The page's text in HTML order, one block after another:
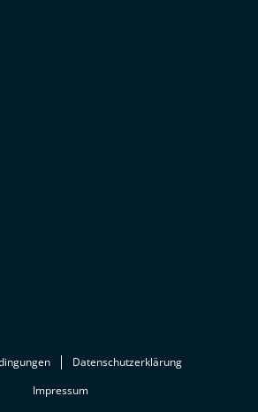
Datenschutzerklärung
Impressum